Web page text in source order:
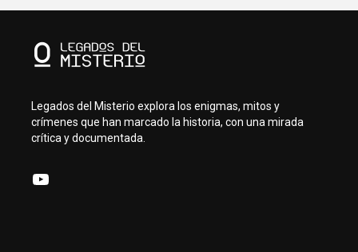
Legados del Misterio explora los enigmas, mitos y
crímenes que han marcado la historia, con una mirada
crítica y documentada.
YouTube